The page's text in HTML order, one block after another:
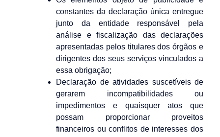
constantes da declaração única entregue
junto da entidade responsável pela
análise e fiscalização das declarações
apresentadas pelos titulares dos órgãos e
dirigentes dos seus serviços vinculados a
essa obrigação;
Declaração de atividades suscetíveis de
gerarem incompatibilidades ou
impedimentos e quaisquer atos que
possam proporcionar proveitos
financeiros ou conflitos de interesses dos